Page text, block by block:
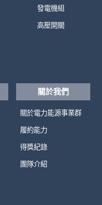
發電機組
高壓開關
關於我們
關於電力能源事業群
履約能力
得獎紀錄
團隊介紹